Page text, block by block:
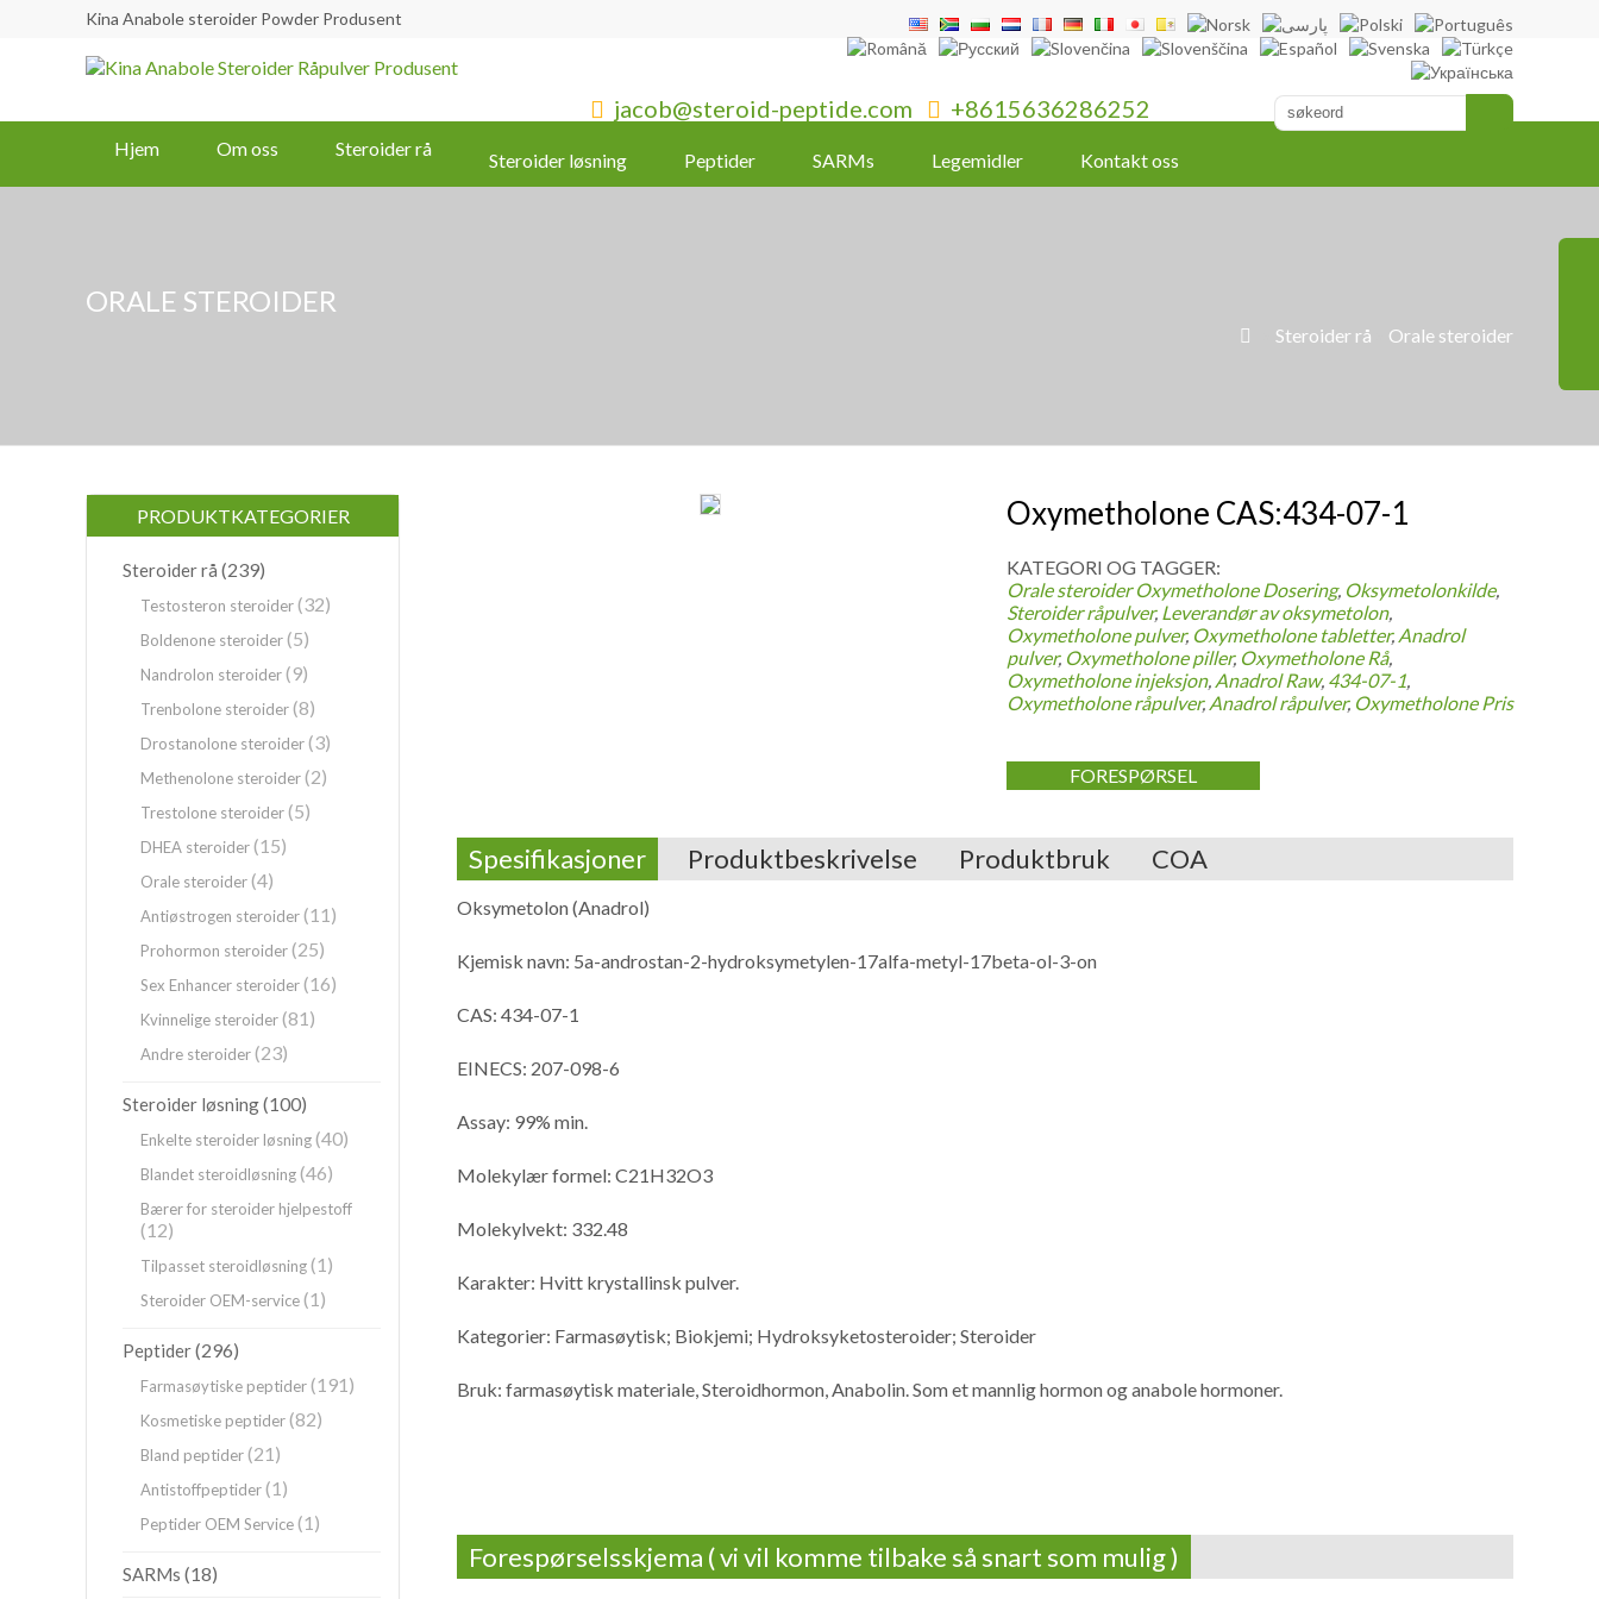
Kina Anabole steroider Powder Produsent
 jacob@steroid-peptide.com  +8615636286252
Hjem Om oss Steroider rå
Steroider løsning Peptider SARMs Legemidler Kontakt oss
ORALE STEROIDER
 Steroider rå Orale steroider
Oxymetholone CAS:434-07-1
KATEGORI OG TAGGER:
Orale steroider Oxymetholone Dosering, Oksymetolonkilde,
Steroider råpulver, Leverandør av oksymetolon,
Oxymetholone pulver, Oxymetholone tabletter, Anadrol
pulver, Oxymetholone piller, Oxymetholone Rå,
Oxymetholone injeksjon, Anadrol Raw, 434-07-1,
Oxymetholone råpulver, Anadrol råpulver, Oxymetholone Pris
FORESPØRSEL
Spesifikasjoner Produktbeskrivelse Produktbruk COA
Oksymetolon (Anadrol)
Kjemisk navn: 5a-androstan-2-hydroksymetylen-17alfa-metyl-17beta-ol-3-on
CAS: 434-07-1
EINECS: 207-098-6
Assay: 99% min.
Molekylær formel: C21H32O3
Molekylvekt: 332.48
Karakter: Hvitt krystallinsk pulver.
Kategorier: Farmasøytisk; Biokjemi; Hydroksyketosteroider; Steroider
Bruk: farmasøytisk materiale, Steroidhormon, Anabolin. Som et mannlig hormon og anabole hormoner.
Forespørselsskjema ( vi vil komme tilbake så snart som mulig )
PRODUKTKATEGORIER
Steroider rå (239)
Testosteron steroider(32)
Boldenone steroider(5)
Nandrolon steroider(9)
Trenbolone steroider(8)
Drostanolone steroider(3)
Methenolone steroider(2)
Trestolone steroider(5)
DHEA steroider(15)
Orale steroider(4)
Antiøstrogen steroider(11)
Prohormon steroider(25)
Sex Enhancer steroider(16)
Kvinnelige steroider(81)
Andre steroider(23)
Steroider løsning(100)
Enkelte steroider løsning(40)
Blandet steroidløsning(46)
Bærer for steroider hjelpestoff
(12)
Tilpasset steroidløsning(1)
Steroider OEM-service(1)
Peptider(296)
Farmasøytiske peptider(191)
Kosmetiske peptider(82)
Bland peptider(21)
Antistoffpeptider(1)
Peptider OEM Service(1)
SARMs (18)